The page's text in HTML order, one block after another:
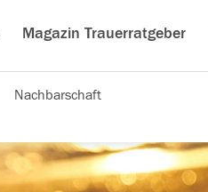
Magazin Trauerratgeber
Nachbarschaft